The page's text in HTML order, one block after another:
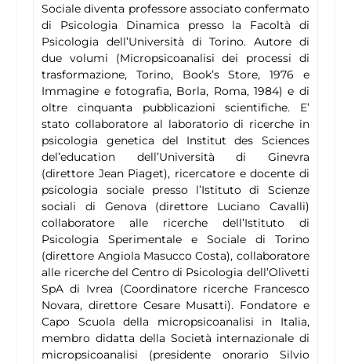
Sociale diventa professore associato confermato
di Psicologia Dinamica presso la Facoltà di
Psicologia dell’Università di Torino. Autore di
due volumi (Micropsicoanalisi dei processi di
trasformazione, Torino, Book’s Store, 1976 e
Immagine e fotografia, Borla, Roma, 1984) e di
oltre cinquanta pubblicazioni scientifiche. E’
stato collaboratore al laboratorio di ricerche in
psicologia genetica del Institut des Sciences
del’education dell’Università di Ginevra
(direttore Jean Piaget), ricercatore e docente di
psicologia sociale presso l’Istituto di Scienze
sociali di Genova (direttore Luciano Cavalli)
collaboratore alle ricerche dell’Istituto di
Psicologia Sperimentale e Sociale di Torino
(direttore Angiola Masucco Costa), collaboratore
alle ricerche del Centro di Psicologia dell’Olivetti
SpA di Ivrea (Coordinatore ricerche Francesco
Novara, direttore Cesare Musatti). Fondatore e
Capo Scuola della micropsicoanalisi in Italia,
membro didatta della Società internazionale di
micropsicoanalisi (presidente onorario Silvio